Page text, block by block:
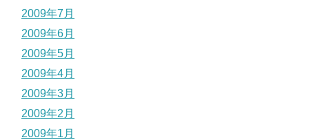
2009年7月
2009年6月
2009年5月
2009年4月
2009年3月
2009年2月
2009年1月